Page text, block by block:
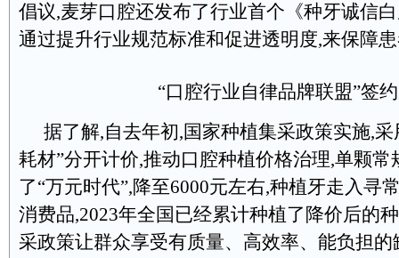
倡议,麦芽口腔还发布了行业首个《种牙诚信
通过提升行业规范标准和促进透明度,来保障
“口腔行业自律品牌联盟”签
据了解,自去年初,国家种植集采政策实施,
耗材”分开计价,推动口腔种植价格治理,单颗
了“万元时代”,降至6000元左右,种植牙走入寻
消费品,2023年全国已经累计种植了降价后的
采政策让群众享受有质量、高效率、能负担